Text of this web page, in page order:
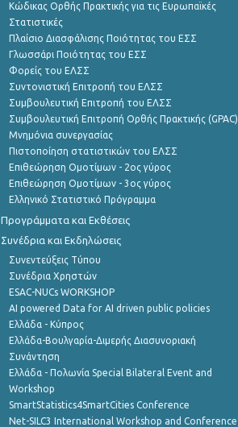
Κώδικας Ορθής Πρακτικής για τις Ευρωπαϊκές
Στατιστικές
Πλαίσιο Διασφάλισης Ποιότητας του ΕΣΣ
Γλωσσάρι Ποιότητας του ΕΣΣ
Φορείς του ΕΛΣΣ
Συντονιστική Επιτροπή του ΕΛΣΣ
Συμβουλευτική Επιτροπή του ΕΛΣΣ
Συμβουλευτική Επιτροπή Ορθής Πρακτικής (GPAC)
Μνημόνια συνεργασίας
Πιστοποίηση στατιστικών του ΕΛΣΣ
Επιθεώρηση Ομοτίμων - 2ος γύρος
Επιθεώρηση Ομοτίμων - 3ος γύρος
Ελληνικό Στατιστικό Πρόγραμμα
Προγράμματα και Εκθέσεις
Συνέδρια και Εκδηλώσεις
Συνεντεύξεις Τύπου
Συνέδρια Χρηστών
ESAC-NUCs WORKSHOP
AI powered Data for AI driven public policies
Ελλάδα - Κύπρος
Ελλάδα-Βουλγαρία-Διμερής Διασυνοριακή
Συνάντηση
Ελλάδα - Πολωνία Special Bilateral Event and
Workshop
SmartStatistics4SmartCities Conference
Net-SILC3 International Workshop and Conference